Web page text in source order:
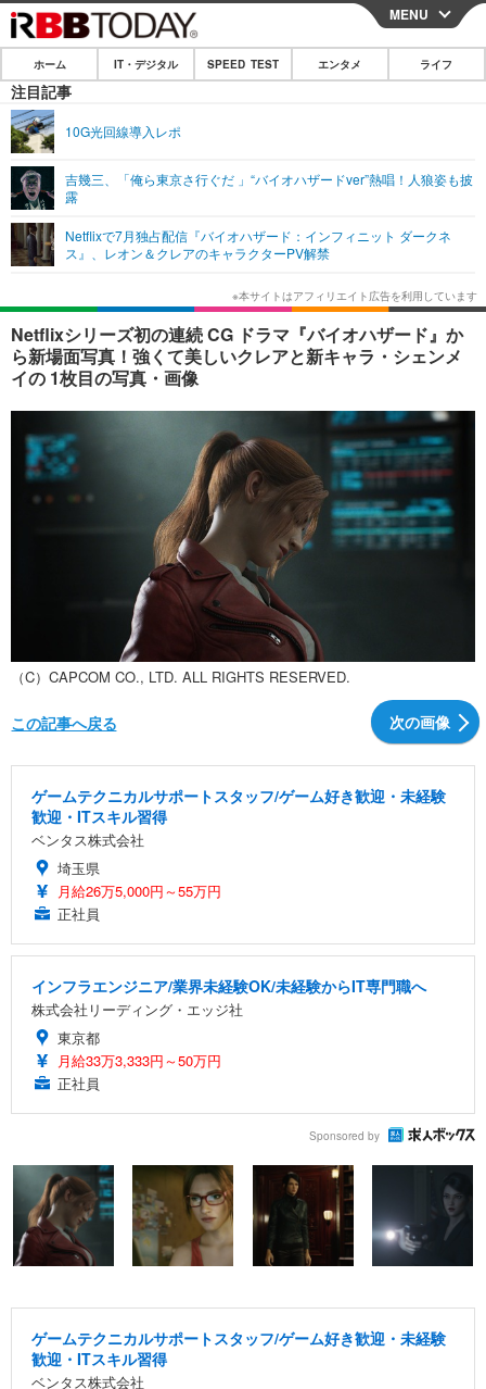
CLOSE
ホーム
IT・デジタル
ショッピング その他
SPEED TEST
エンタメ
エンタメTOP 映画・ドラマ
韓国・芸能
音楽 スポーツ
グラビア
その他
ライフ
ライフTOP グルメ
ペット ショッピング
その他
リリース一覧
プッシュ通知の停止方法
MENU
ホーム IT・デジタル SPEED TEST エンタメ ライフ
注目記事
10G光回線導入レポ
吉幾三、「俺ら東京さ⾏ぐだ 」“バイオハザードver”熱唱！人狼姿も披
露
Netflixで7月独占配信『バイオハザード：インフィニット ダークネ
ス』、レオン＆クレアのキャラクターPV解禁
Netflixシリーズ初の連続 CG ドラマ『バイオハザード』か
ら新場面写真！強くて美しいクレアと新キャラ・シェンメ
イの 1枚目の写真・画像
（C）CAPCOM CO., LTD. ALL RIGHTS RESERVED.
次の画像
この記事へ戻る
ゲームテクニカルサポートスタッフ/ゲーム好き歓迎・未経験
歓迎・ITスキル習得
ベンタス株式会社
埼玉県
月給26万5,000円～55万円
正社員
インフラエンジニア/業界未経験OK/未経験からIT専門職へ
株式会社リーディング・エッジ社
東京都
月給33万3,333円～50万円
正社員
Sponsored by
ゲームテクニカルサポートスタッフ/ゲーム好き歓迎・未経験
歓迎・ITスキル習得
ベンタス株式会社